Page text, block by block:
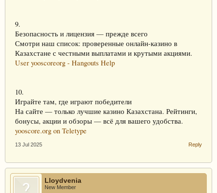
9.
Безопасность и лицензия — прежде всего
Смотри наш список: проверенные онлайн-казино в
Казахстане с честными выплатами и крутыми акциями.
User yooscoreorg - Hangouts Help
10.
Играйте там, где играют победители
На сайте — только лучшие казино Казахстана. Рейтинги,
бонусы, акции и обзоры — всё для вашего удобства.
yooscore.org on Teletype
13 Jul 2025 Reply
Lloydvenia
New Member